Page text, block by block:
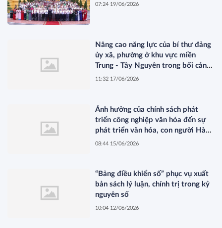
07:24 19/06/2026
Nâng cao năng lực của bí thư đảng
ủy xã, phường ở khu vực miền
Trung - Tây Nguyên trong bối cảnh
mới
11:32 17/06/2026
Ảnh hưởng của chính sách phát
triển công nghiệp văn hóa đến sự
phát triển văn hóa, con người Hà
Nội trong kỷ nguyên mới
08:44 15/06/2026
“Bảng điều khiển số” phục vụ xuất
bản sách lý luận, chính trị trong kỷ
nguyên số
10:04 12/06/2026